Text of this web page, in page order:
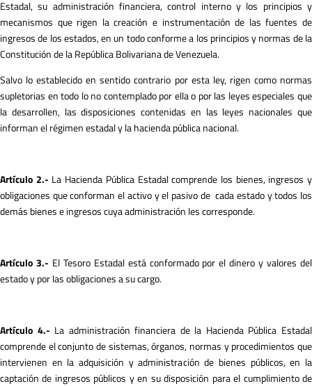
Estadal, su administración financiera, control interno y los principios y
mecanismos que rigen la creación e instrumentación de las fuentes de
ingresos de los estados, en un todo conforme a los principios y normas de la
Constitución de la República Bolivariana de Venezuela.
Salvo lo establecido en sentido contrario por esta ley, rigen como normas
supletorias en todo lo no contemplado por ella o por las leyes especiales que
la desarrollen, las disposiciones contenidas en las leyes nacionales que
informan el régimen estadal y la hacienda pública nacional.
Artículo 2.- La Hacienda Pública Estadal comprende los bienes, ingresos y
obligaciones que conforman el activo y el pasivo de cada estado y todos los
demás bienes e ingresos cuya administración les corresponde.
Artículo 3.- El Tesoro Estadal está conformado por el dinero y valores del
estado y por las obligaciones a su cargo.
Artículo 4.- La administración financiera de la Hacienda Pública Estadal
comprende el conjunto de sistemas, órganos, normas y procedimientos que
intervienen en la adquisición y administración de bienes públicos, en la
captación de ingresos públicos y en su disposición para el cumplimiento de